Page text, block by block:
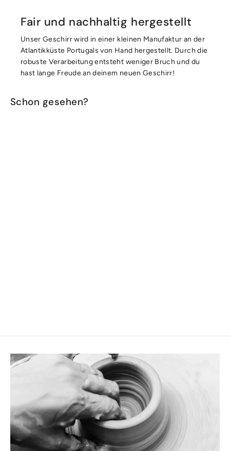
Fair und nachhaltig hergestellt
Unser Geschirr wird in einer kleinen Manufaktur an der
Atlantikküste Portugals von Hand hergestellt. Durch die
robuste Verarbeitung entsteht weniger Bruch und du
hast lange Freude an deinem neuen Geschirr!
Schon gesehen?